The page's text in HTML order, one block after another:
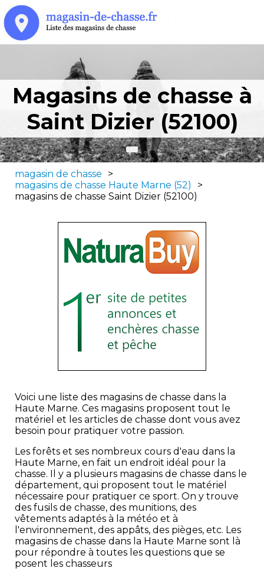
Magasins de chasse à
Saint Dizier (52100)
magasin de chasse
>
magasins de chasse Haute Marne (52)
>
magasins de chasse Saint Dizier (52100)
Voici une liste des magasins de chasse dans la
Haute Marne. Ces magasins proposent tout le
matériel et les articles de chasse dont vous avez
besoin pour pratiquer votre passion.
Les forêts et ses nombreux cours d'eau dans la
Haute Marne, en fait un endroit idéal pour la
chasse. Il y a plusieurs magasins de chasse dans le
département, qui proposent tout le matériel
nécessaire pour pratiquer ce sport. On y trouve
des fusils de chasse, des munitions, des
vêtements adaptés à la météo et à
l'environnement, des appâts, des pièges, etc. Les
magasins de chasse dans la Haute Marne sont là
pour répondre à toutes les questions que se
posent les chasseurs